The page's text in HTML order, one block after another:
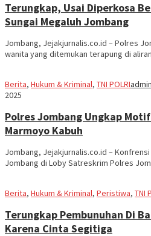
Terungkap, Usai Diperkosa
Sungai Megaluh Jombang
Jombang, Jejakjurnalis.co.id – Polres
wanita yang ditemukan terapung di
Berita, Hukum & Kriminal, TNI POLRI
2025
Polres Jombang Ungkap
Marmoyo Kabuh
Jombang, Jejakjurnalis.co.id –
Jombang di Loby Satreskrim Polres
Berita, Hukum & Kriminal, Peristiwa, TNI
Terungkap Pembunuhan Di
Karena Cinta Segitiga